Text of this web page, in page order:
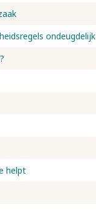
ondeugdelijk
helpt